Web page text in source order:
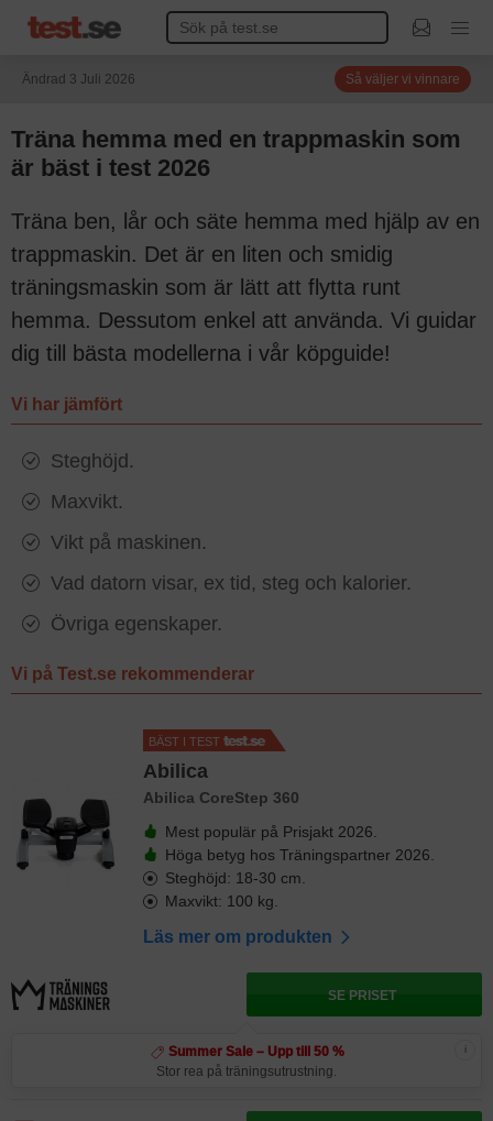
Ändrad 3 Juli 2026 Så väljer vi vinnare
Träna hemma med en trappmaskin som
är bäst i test 2026
Träna ben, lår och säte hemma med hjälp av en
trappmaskin. Det är en liten och smidig
träningsmaskin som är lätt att flytta runt
hemma. Dessutom enkel att använda. Vi guidar
dig till bästa modellerna i vår köpguide!
Vi har jämfört
Steghöjd.
Maxvikt.
Vikt på maskinen.
Vad datorn visar, ex tid, steg och kalorier.
Övriga egenskaper.
Vi på Test.se rekommenderar
BÄST I TEST
Abilica
Abilica CoreStep 360
Mest populär på Prisjakt 2026.
Höga betyg hos Träningspartner 2026.
Steghöjd: 18-30 cm.
Maxvikt: 100 kg.
Läs mer om produkten
SE PRISET
i
Summer Sale – Upp till 50 %
Stor rea på träningsutrustning.